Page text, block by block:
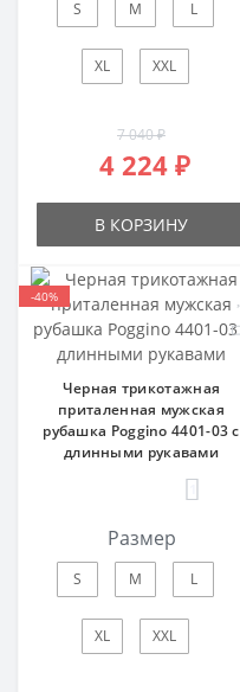
S M L
XL XXL
7 040 ₽
4 224 ₽
В КОРЗИНУ
-40%
Черная трикотажная
приталенная мужская
рубашка Poggino 4401-03 с
длинными рукавами
Размер
S M L
XL XXL